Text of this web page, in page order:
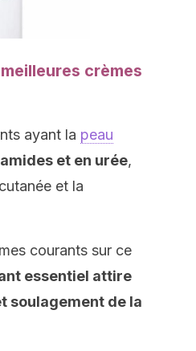
meilleures crèmes
ayant la peau
et en urée,
et la
courants sur ce
essentiel attire
soulagement de la